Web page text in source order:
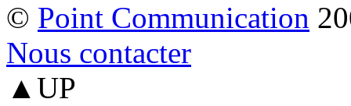
© Point Communication
Nous contacter
▲UP